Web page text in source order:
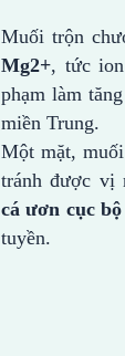
Muối trộn
Mg2+, tức
phạm làm
miền Trung.
Một mặt,
tránh được vị
cá ươn cục bộ
tuyền.